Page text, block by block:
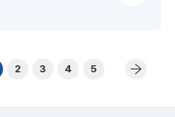
2 3 4 5